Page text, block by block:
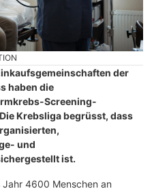
der
haben die
Screening-
Krebsliga begrüsst, dass
und
ist.
4600 Menschen an